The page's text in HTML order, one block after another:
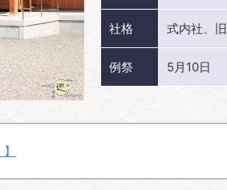
社格 式内社、
例祭 5月10日